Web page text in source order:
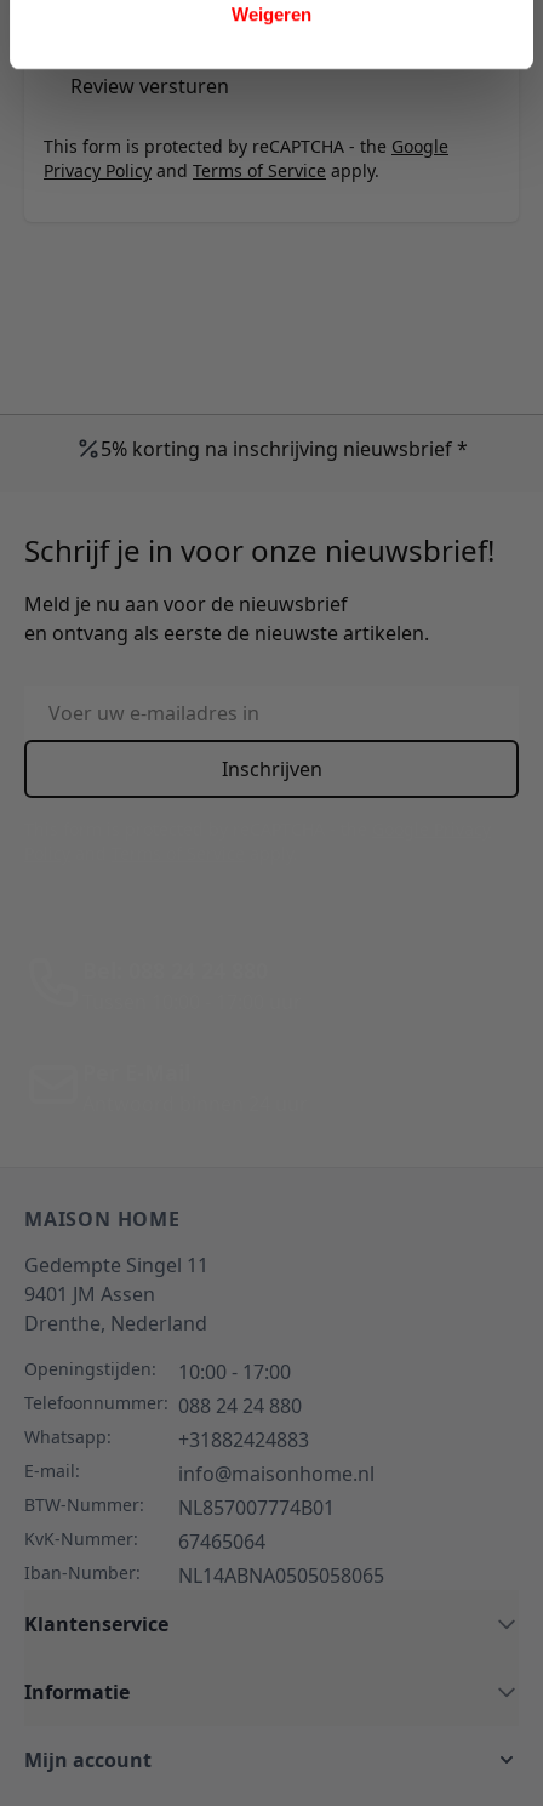
Weigeren
Review versturen
This form is protected by reCAPTCHA - the Google
Privacy Policy and Terms of Service apply.
5% korting na inschrijving nieuwsbrief *
Schrijf je in voor onze nieuwsbrief!
Meld je nu aan voor de nieuwsbrief
en ontvang als eerste de nieuwste artikelen.
E-mailadres
Inschrijven
MAISON HOME
Gedempte Singel 11
9401 JM Assen
Drenthe, Nederland
Openingstijden: 10:00 - 17:00
Telefoonnummer: 088 24 24 880
Whatsapp: +31882424883
E-mail: info@maisonhome.nl
BTW-Nummer: NL857007774B01
KvK-Nummer: 67465064
Iban-Number:
NL14ABNA0505058065
Klantenservice
Informatie
Mijn account